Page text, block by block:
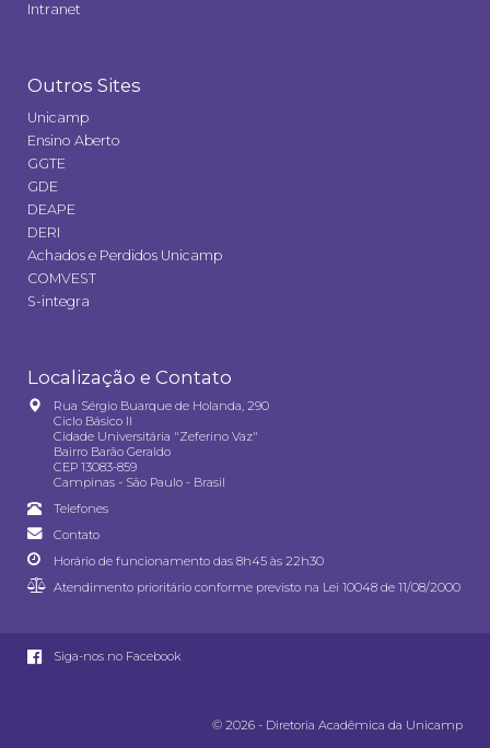
Intranet
Outros Sites
Unicamp
Ensino Aberto
GGTE
GDE
DEAPE
DERI
Achados e Perdidos Unicamp
COMVEST
S-integra
Localização e Contato
Rua Sérgio Buarque de Holanda, 290
Ciclo Básico II
Cidade Universitária "Zeferino Vaz"
Bairro Barão Geraldo
CEP 13083-859
Campinas - São Paulo - Brasil
Telefones
Contato
Horário de funcionamento das 8h45 às 22h30
Atendimento prioritário conforme previsto na Lei 10048 de 11/08/2000
Siga-nos no Facebook
© 2026 - Diretoria Acadêmica da Unicamp